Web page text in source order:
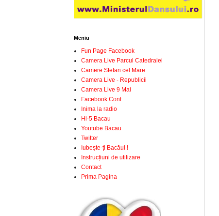
Meniu
Fun Page Facebook
Camera Live Parcul Catedralei
Camere Stefan cel Mare
Camera Live - Republicii
Camera Live 9 Mai
Facebook Cont
Inima la radio
Hi-5 Bacau
Youtube Bacau
Twitter
Iubește-ți Bacăul !
Instrucțiuni de utilizare
Contact
Prima Pagina